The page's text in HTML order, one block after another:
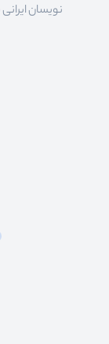
نویسان